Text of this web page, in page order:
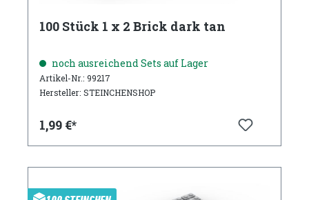
100 Stück 1 x 2 Brick dark tan
noch ausreichend Sets auf Lager
Artikel-Nr.: 99217
Hersteller: STEINCHENSHOP
1,99 €*